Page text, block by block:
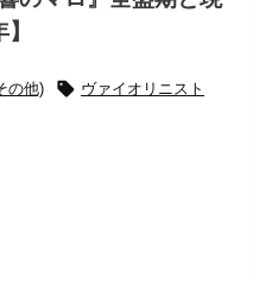
の他)  ヴァイオリニスト